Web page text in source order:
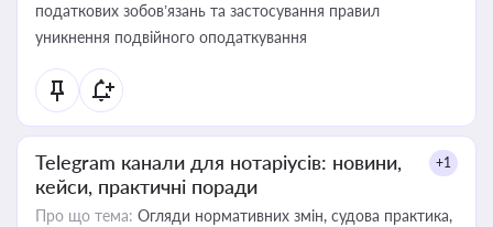
податкових зобов’язань та застосування правил
уникнення подвійного оподаткування
Telegram канали для нотаріусів: новини,
кейси, практичні поради
+1
Про що тема: Огляди нормативних змін, судова практика,